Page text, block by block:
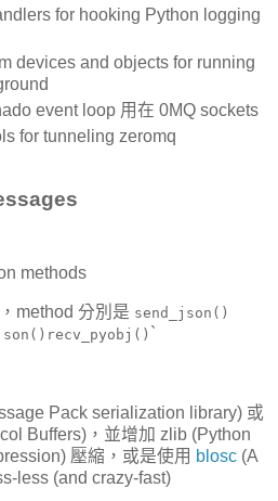
for hooking Python logging
devices and objects for running
event loop 用在 0MQ sockets
for tunneling zeromq
methods
method 分別是 send_json()
recv_pyobj() `
Pack serialization library) 或
Buffers)，並增加 zlib (Python
壓縮，或是使用 blosc (A
less (and crazy-fast)